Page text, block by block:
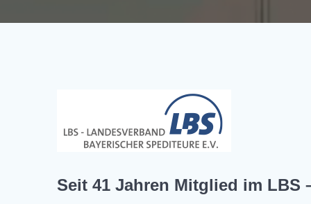
Seit 41 Jahren Mitglied im LBS